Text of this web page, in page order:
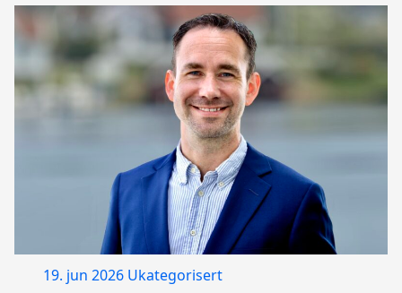
19. jun 2026 Ukategorisert